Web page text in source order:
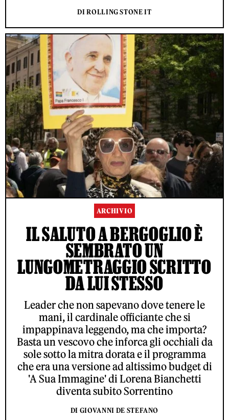
DI ROLLING STONE IT
ARCHIVIO
IL SALUTO A BERGOGLIO È
SEMBRATO UN
LUNGOMETRAGGIO SCRITTO
DA LUI STESSO
Leader che non sapevano dove tenere le
mani, il cardinale officiante che si
impappinava leggendo, ma che importa?
Basta un vescovo che inforca gli occhiali da
sole sotto la mitra dorata e il programma
che era una versione ad altissimo budget di
'A Sua Immagine' di Lorena Bianchetti
diventa subito Sorrentino
DI GIOVANNI DE STEFANO